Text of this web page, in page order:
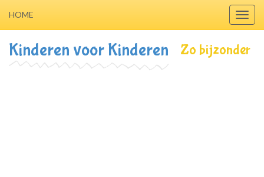
HOME
Kinderen voor Kinderen Zo bijzonder